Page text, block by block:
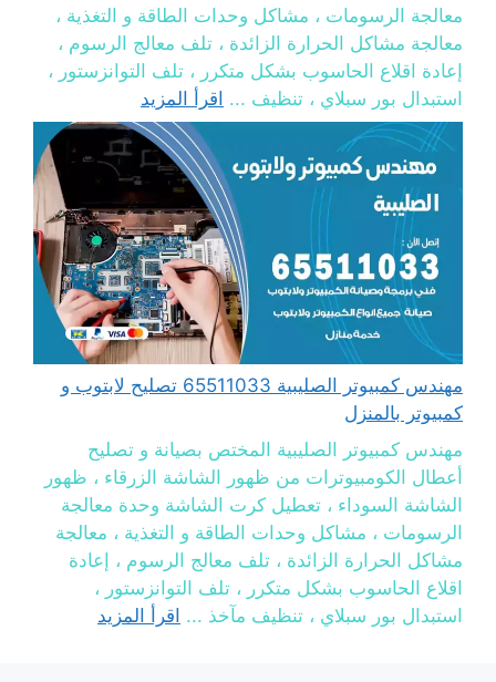
معالجة الرسومات ، مشاكل وحدات الطاقة و التغذية ،
معالجة مشاكل الحرارة الزائدة ، تلف معالج الرسوم ،
إعادة اقلاع الحاسوب بشكل متكرر ، تلف التوانزستور ،
استبدال بور سبلاي ، تنظيف ... اقرأ المزيد
مهندس كمبيوتر الصليبية 65511033 تصليح لابتوب و
كمبيوتر بالمنزل
مهندس كمبيوتر الصليبية المختص بصيانة و تصليح
أعطال الكومبيوترات من ظهور الشاشة الزرقاء ، ظهور
الشاشة السوداء ، تعطيل كرت الشاشة وحدة معالجة
الرسومات ، مشاكل وحدات الطاقة و التغذية ، معالجة
مشاكل الحرارة الزائدة ، تلف معالج الرسوم ، إعادة
اقلاع الحاسوب بشكل متكرر ، تلف التوانزستور ،
استبدال بور سبلاي ، تنظيف مآخذ ... اقرأ المزيد